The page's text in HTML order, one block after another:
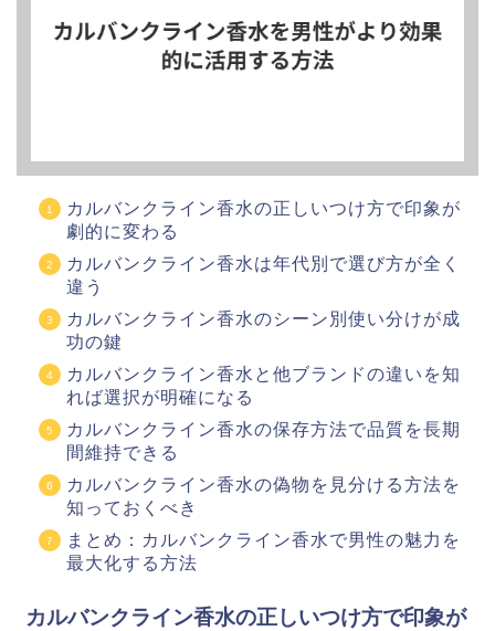
カルバンクライン香水の正しいつけ方で印象が
劇的に変わる
カルバンクライン香水は年代別で選び方が全く
違う
カルバンクライン香水のシーン別使い分けが成
功の鍵
カルバンクライン香水と他ブランドの違いを知
れば選択が明確になる
カルバンクライン香水の保存方法で品質を長期
間維持できる
カルバンクライン香水の偽物を見分ける方法を
知っておくべき
まとめ：カルバンクライン香水で男性の魅力を
最大化する方法
カルバンクライン香水の正しいつけ方で印象が